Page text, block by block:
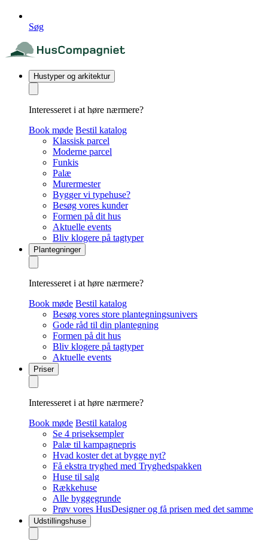
Søg
Hustyper og arkitektur
Interesseret i at høre nærmere?
Book møde Bestil katalog
Klassisk parcel
Moderne parcel
Funkis
Palæ
Murermester
Bygger vi typehuse?
Besøg vores kunder
Formen på dit hus
Aktuelle events
Bliv klogere på tagtyper
Plantegninger
Interesseret i at høre nærmere?
Book møde Bestil katalog
Besøg vores store plantegningsunivers
Gode råd til din plantegning
Formen på dit hus
Bliv klogere på tagtyper
Aktuelle events
Priser
Interesseret i at høre nærmere?
Book møde Bestil katalog
Se 4 priseksempler
Palæ til kampagnepris
Hvad koster det at bygge nyt?
Få ekstra tryghed med Tryghedspakken
Huse til salg
Rækkehuse
Alle byggegrunde
Prøv vores HusDesigner og få prisen med det samme
Udstillingshuse